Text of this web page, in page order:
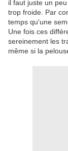
il faut juste un
trop froide. Par
temps qu'une
Une fois ces
sereinement les
même si la